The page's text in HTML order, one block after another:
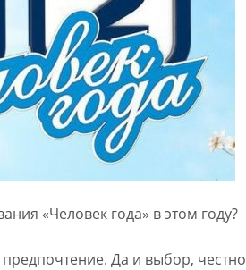
«Человек года» в этом году?
Да и выбор, честно